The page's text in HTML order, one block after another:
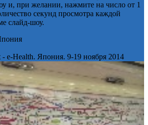
и, при желании, нажмите на число от 1
секунд просмотра каждой
слайд-шоу.
e-Health. Япония. 9-19 ноября 2014